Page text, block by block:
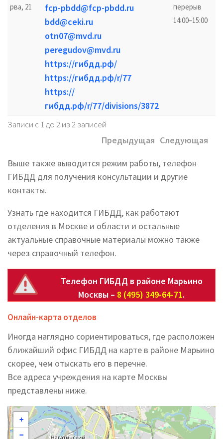
рва, 21
fcp-pbdd@fcp-pbdd.ru
bdd@ceki.ru
otn07@mvd.ru
peregudov@mvd.ru
https://гибдд.рф/
https://гибдд.рф/r/77
https://
гибдд.рф/r/77/divisions/3872
перерыв
14:00–15:00
Записи с 1 до 2 из 2 записей
Предыдущая Следующая
Выше также выводится режим работы, телефон
ГИБДД для получения консультации и другие
контакты.
Узнать где находится ГИБДД, как работают
отделения в Москве и области и остальные
актуальные справочные материалы можно также
через справочный телефон.
Телефон ГИБДД в районе Марьино
Москвы – 8 (495) 349-64-71.
Онлайн-карта отделов
Иногда наглядно сориентироваться, где расположен
ближайший офис ГИБДД на карте в районе Марьино
скорее, чем отыскать его в перечне.
Все адреса учреждения на карте Москвы
представлены ниже.
+
−